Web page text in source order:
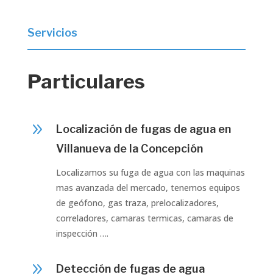
Servicios
Particulares
9
Localización de fugas de agua en
Villanueva de la Concepción
Localizamos su fuga de agua con las maquinas
mas avanzada del mercado, tenemos equipos
de geófono, gas traza, prelocalizadores,
correladores, camaras termicas, camaras de
inspección ….
9
Detección de fugas de agua